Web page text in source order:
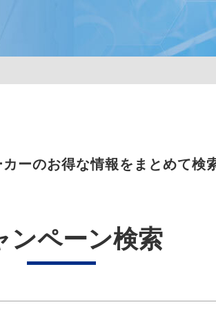
ーのお得な情報をまとめて検
ンペーン検索